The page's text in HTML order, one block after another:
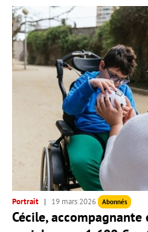
Portrait 19 mars 2026 Abonnés
Cécile,